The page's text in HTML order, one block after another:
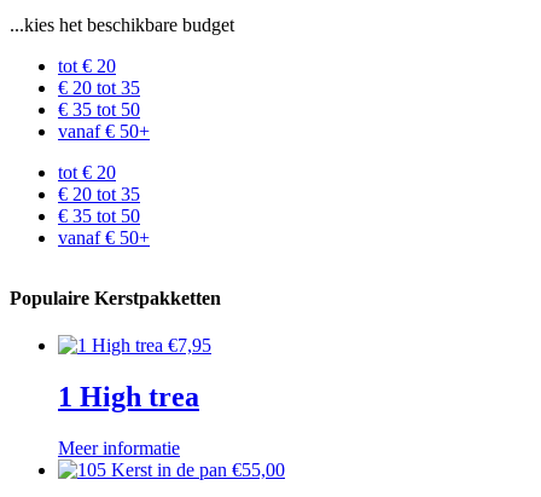
...kies het beschikbare budget
tot € 20
€ 20 tot 35
€ 35 tot 50
vanaf € 50+
tot € 20
€ 20 tot 35
€ 35 tot 50
vanaf € 50+
Populaire Kerstpakketten
€7,95
1 High trea
Meer informatie
€55,00